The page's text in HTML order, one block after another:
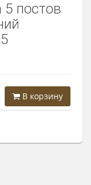
постов
В корзину